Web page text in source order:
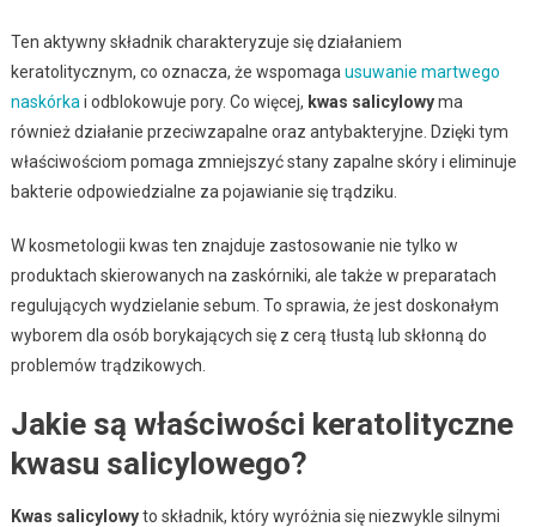
Ten aktywny składnik charakteryzuje się działaniem
keratolitycznym, co oznacza, że wspomaga usuwanie martwego
naskórka i odblokowuje pory. Co więcej, kwas salicylowyma
również działanie przeciwzapalne oraz antybakteryjne. Dzięki tym
właściwościom pomaga zmniejszyć stany zapalne skóry i eliminuje
bakterie odpowiedzialne za pojawianie się trądziku.
W kosmetologii kwas ten znajduje zastosowanie nie tylko w
produktach skierowanych na zaskórniki, ale także w preparatach
regulujących wydzielanie sebum. To sprawia, że jest doskonałym
wyborem dla osób borykających się z cerą tłustą lub skłonną do
problemów trądzikowych.
Jakie są właściwości keratolityczne
kwasu salicylowego?
Kwas salicylowyto składnik, który wyróżnia się niezwykle silnymi